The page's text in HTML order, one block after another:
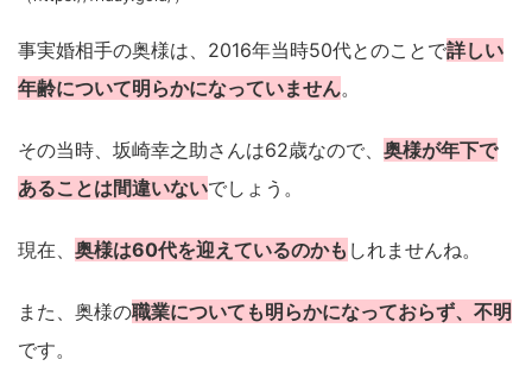
事実婚相手の奥様は、2016年当時50代とのことで詳しい
年齢について明らかになっていません。
その当時、坂崎幸之助さんは62歳なので、 奥様が年下で
あることは間違いないでしょう。
現在、 奥様は60代を迎えているのかも しれませんね。
また、奥様の職業についても明らかになっておらず、不明
です。